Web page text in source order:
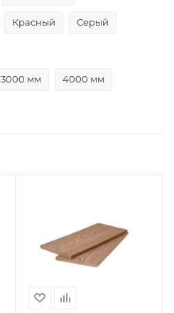
Красный Cерый
3000 мм 4000 мм